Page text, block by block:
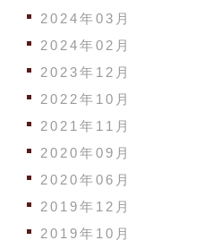
2024年03月
2024年02月
2023年12月
2022年10月
2021年11月
2020年09月
2020年06月
2019年12月
2019年10月